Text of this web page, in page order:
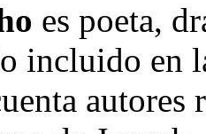
es poeta,
incluido en
autores